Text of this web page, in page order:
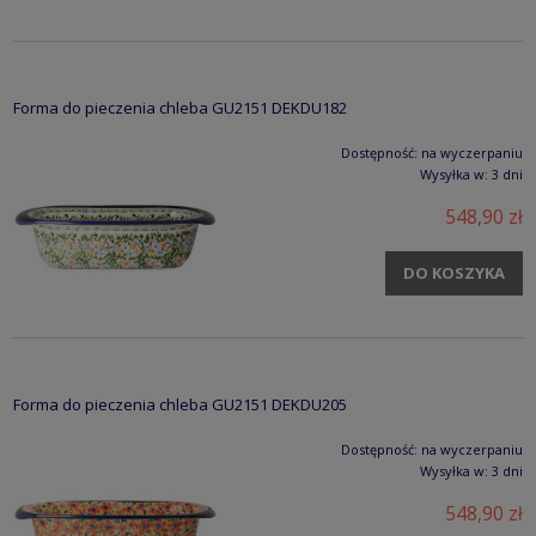
Forma do pieczenia chleba GU2151 DEKDU182
Dostępność: na wyczerpaniu
Wysyłka w: 3 dni
548,90 zł
DO KOSZYKA
Forma do pieczenia chleba GU2151 DEKDU205
Dostępność: na wyczerpaniu
Wysyłka w: 3 dni
548,90 zł